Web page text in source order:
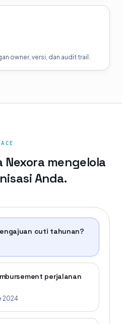
owner, versi, dan audit trail.
mengelola
Anda.
cuti tahunan?
perjalanan
2024